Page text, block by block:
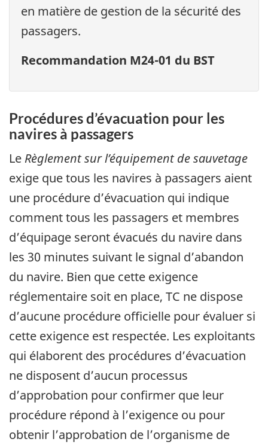
en matière de gestion de la sécurité des
passagers.
Recommandation M24-01 du BST
Procédures d’évacuation pour les
navires à passagers
Le Règlement sur l’équipement de sauvetage
exige que tous les navires à passagers aient
une procédure d’évacuation qui indique
comment tous les passagers et membres
d’équipage seront évacués du navire dans
les 30 minutes suivant le signal d’abandon
du navire. Bien que cette exigence
réglementaire soit en place, TC ne dispose
d’aucune procédure officielle pour évaluer si
cette exigence est respectée. Les exploitants
qui élaborent des procédures d’évacuation
ne disposent d’aucun processus
d’approbation pour confirmer que leur
procédure répond à l’exigence ou pour
obtenir l’approbation de l’organisme de